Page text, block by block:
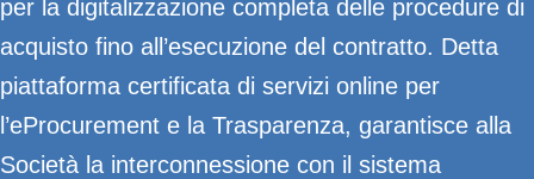
per la digitalizzazione completa delle procedure di
acquisto fino all’esecuzione del contratto. Detta
piattaforma certificata di servizi online per
l’eProcurement e la Trasparenza, garantisce alla
Società la interconnessione con il sistema